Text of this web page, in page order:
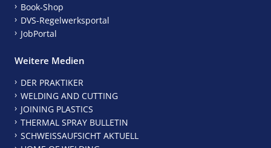
Book-Shop
DVS-Regelwerksportal
JobPortal
Weitere Medien
DER PRAKTIKER
WELDING AND CUTTING
JOINING PLASTICS
THERMAL SPRAY BULLETIN
SCHWEISSAUFSICHT AKTUELL